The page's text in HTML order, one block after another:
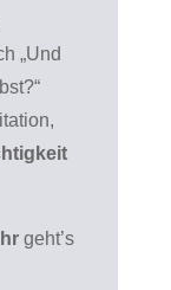
„Und
geht’s